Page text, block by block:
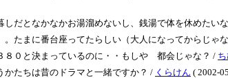
だとなかなかお湯溜めないし、銭湯で体を休めたい
たまに番台座ってたらしい（大人になってからじゃ
８０と決まっているのに・・もしや 都会じゃな？ /
たちは昔のドラマと一緒ですか？ / くらけん ( 2002-